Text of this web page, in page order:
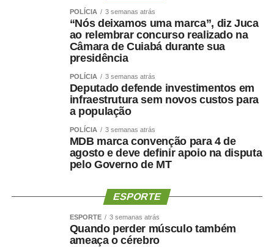
como ferramenta de integração social e desenvolvimento
humano”, afirmou.
O secretário também destacou que as novidades desta
edição ampliam o alcance do evento e aproximam ainda
mais a população das atividades esportivas. “A inclusão
de novas modalidades e a realização de disputas na
Praia do Cortado representam mais uma evolução dos
jogos. Essas mudanças ampliam as oportunidades de
participação, valorizam os espaços públicos do município
e tornam a competição ainda mais atrativa para atletas,
familiares e espectadores. O esporte tem a capacidade
qualidade de vida da população”, explicou.
Os 34º Jogos Olímpicos de Sinop e os 3º Jogos
Paralímpicos de Sinop integram a programação do
POLÍCIA 3 semanas atrás
“Nós deixamos uma marca”, diz Juca
ao relembrar concurso realizado na
Câmara de Cuiabá durante sua
presidência
POLÍCIA 3 semanas atrás
Deputado defende investimentos em
infraestrutura sem novos custos para
a população
POLÍCIA 3 semanas atrás
MDB marca convenção para 4 de
agosto e deve definir apoio na disputa
pelo Governo de MT
ESPORTE
ESPORTE 3 semanas atrás
Quando perder músculo também
ameaça o cérebro